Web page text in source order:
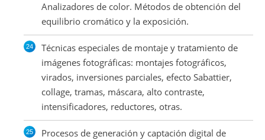
Analizadores de color. Métodos de obtención del
equilibrio cromático y la exposición.
Técnicas especiales de montaje y tratamiento de
imágenes fotográficas: montajes fotográficos,
virados, inversiones parciales, efecto Sabattier,
collage, tramas, máscara, alto contraste,
intensificadores, reductores, otras.
Procesos de generación y captación digital de